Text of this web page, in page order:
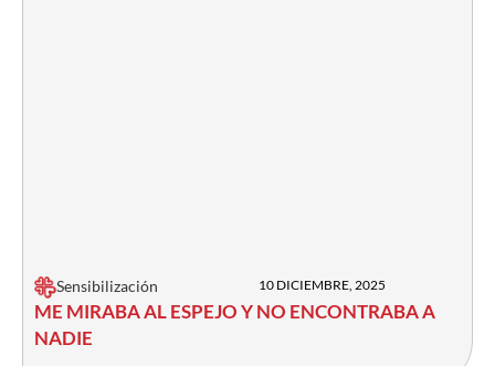
Sensibilización 10 DICIEMBRE, 2025
ME MIRABA AL ESPEJO Y NO ENCONTRABA A
NADIE